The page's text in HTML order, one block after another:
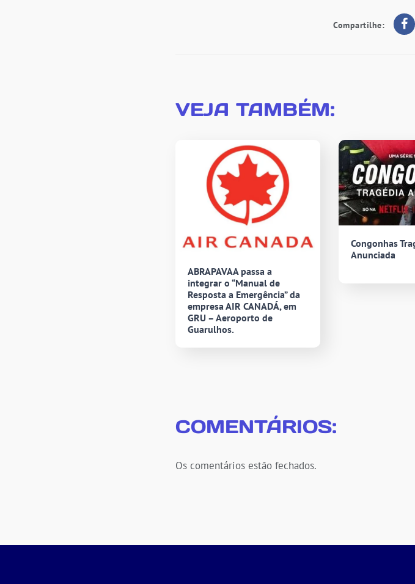
Compartilhe:
VEJA TAMBÉM:
ABRAPAVAA passa a
integrar o “Manual de
Resposta a Emergência” da
empresa AIR CANADÁ, em
GRU – Aeroporto de
Guarulhos.
Congonhas
Anunciada
COMENTÁRIOS:
Os comentários estão fechados.